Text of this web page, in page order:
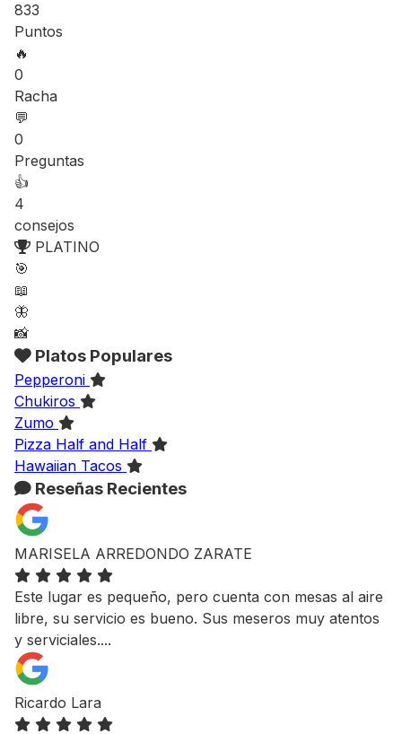
833
Puntos
🔥
0
Racha
💬
0
Preguntas
👍
4
consejos
PLATINO
🎯
📖
🦋
📸
Platos Populares
Pepperoni
Chukiros
Zumo
Pizza Half and Half
Hawaiian Tacos
Reseñas Recientes
MARISELA ARREDONDO ZARATE
Este lugar es pequeño, pero cuenta con mesas al aire
libre, su servicio es bueno. Sus meseros muy atentos
y serviciales....
Ricardo Lara